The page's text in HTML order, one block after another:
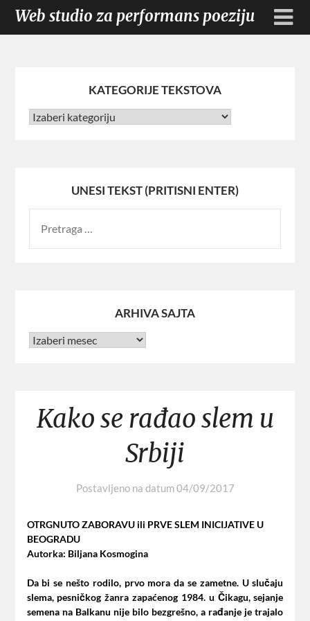
Web studio za performans poeziju
KATEGORIJE TEKSTOVA
UNESI TEKST (PRITISNI ENTER)
ARHIVA SAJTA
Kako se rađao slem u
Srbiji
Postavljeno na datum04/09/2017
OTRGNUTO ZABORAVU ili PRVE SLEM INICIJATIVE U
BEOGRADU
Autorka: Biljana Kosmogina
Da bi se nešto rodilo, prvo mora da se zametne. U slučaju
slema, pesničkog žanra zapaćenog 1984. u Čikagu, sejanje
semena na Balkanu nije bilo bezgrešno, a rađanje je trajalo